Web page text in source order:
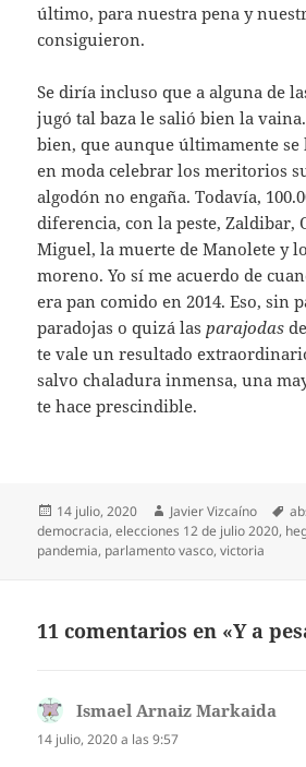
último, para nuestra pena y
consiguieron.
Se diría incluso que a alguna de
jugó tal baza le salió bien la
bien, que aunque últimamente se
en moda celebrar los meritorios
algodón no engaña. Todavía,
diferencia, con la peste, Zaldibar,
Miguel, la muerte de Manolete y
moreno. Yo sí me acuerdo de
era pan comido en 2014. Eso, sin
paradojas o quizá las parajodas
te vale un resultado
salvo chaladura inmensa, una
te hace prescindible.
Publicado
el
14 julio, 2020 Autor
Javier Vizcaíno
democracia,elecciones 12 de julio 2020,
pandemia, parlamento vasco,victoria
11 comentarios en «Y a
Ismael Arnaiz Markaida
14 julio, 2020 a las 9:57